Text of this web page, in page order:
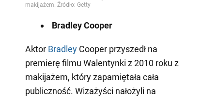
Bradley Cooper
Aktor BradleyCooper przyszedł na
premierę filmu Walentynki z 2010 roku z
makijażem, który zapamiętała cała
publiczność. Wizażyści nałożyli na